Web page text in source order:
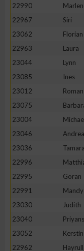
22990
22967
Siri
23062
Florian
22963
Laura
23044
Lynn
23085
Ines
23012
Roman
23075
23004
23046
23036
Tamara
22996
22995
Goran
22991
Mandy
23030
Judith
23040
23052
Kerstin
22962
Erstellung von
Verwendung von
verschiedenen
Entwicklung und
Verwendung
IAB-Besonderheiten: